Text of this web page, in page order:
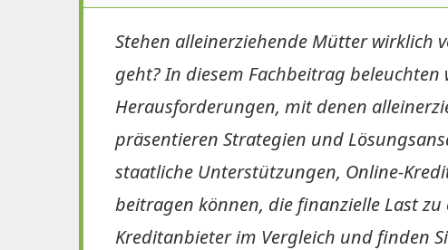
Stehen alleinerziehende Mütter wirklich
geht? In diesem Fachbeitrag
Herausforderungen, mit denen
präsentieren Strategien und
staatliche Unterstützungen, Online-
beitragen können, die finanzielle Last
Kreditanbieter im Vergleich und finden